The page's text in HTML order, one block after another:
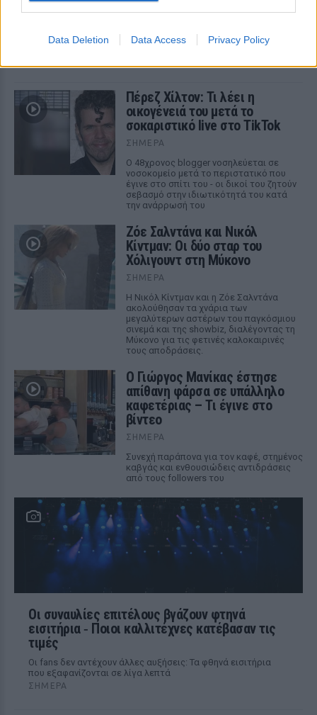
Data Deletion Data Access Privacy Policy
εντυπωσιακή μεταμόρφωσή της
Ελίζαμπεθ Ντέστα εντυπωσίασε ξανά με μια λαμπερή
μεταμόρφωση
Πέρεζ Χίλτον: Τι λέει η
οικογένειά του μετά το
σοκαριστικό live στο TikTok
ΣΉΜΕΡΑ
Ο 48χρονος blogger νοσηλεύεται σε
νοσοκομείο μετά το περιστατικό που
έγινε στο σπίτι του - οι δικοί του ζητούν
σεβασμό στην ιδιωτικότητά του κατά
την ανάρρωσή του
Ζόε Σαλντάνα και Νικόλ
Κίντμαν: Οι δύο σταρ του
Χόλιγουντ στη Μύκονο
ΣΉΜΕΡΑ
Η Νικόλ Κίντμαν και η Ζόε Σαλντάνα
ακολούθησαν τα χνάρια των
μεγαλύτερων αστέρων του παγκόσμιου
σινεμά και της showbiz, διαλέγοντας τη
Μύκονο για τις φετινές καλοκαιρινές
τους αποδράσεις.
Ο Γιώργος Μανίκας έστησε
απίθανη φάρσα σε υπάλληλο
καφετέριας – Τι έγινε στο
βίντεο
ΣΉΜΕΡΑ
Συνεχή παράπονα για τον καφέ, στημένος
καβγάς και ενθουσιώδεις αντιδράσεις
από τους followers του
Οι συναυλίες επιτέλους βγάζουν φτηνά
εισιτήρια ‑ Ποιοι καλλιτέχνες κατέβασαν τις
τιμές
Οι fans δεν αντέχουν άλλες αυξήσεις: Τα φθηνά εισιτήρια
που εξαφανίζονται σε λίγα λεπτά
ΣΉΜΕΡΑ